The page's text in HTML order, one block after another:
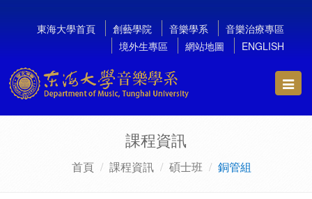
東海大學首頁 創藝學院 音樂學系
音樂治療專區
境外生專區
網站地圖 ENGLISH
課程資訊
首頁 課程資訊 碩士班 銅管組